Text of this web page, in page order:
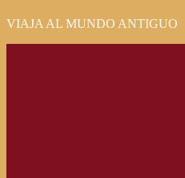
VIAJA AL MUNDO ANTIGUO